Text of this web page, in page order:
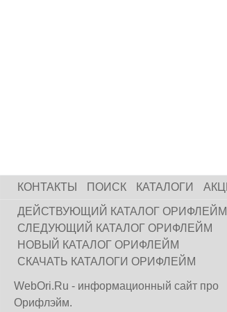
КОНТАКТЫ ПОИСК КАТАЛОГИ
ДЕЙСТВУЮЩИЙ КАТАЛОГ ОРИФЛЕЙМ
СЛЕДУЮЩИЙ КАТАЛОГ ОРИФЛЕЙМ
НОВЫЙ КАТАЛОГ ОРИФЛЕЙМ
СКАЧАТЬ КАТАЛОГИ ОРИФЛЕЙМ
WebOri.Ru - информационный сайт про
Орифлэйм.